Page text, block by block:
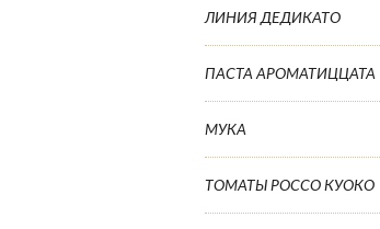
ЛИНИЯ ДЕДИКАТО
ПАСТА АРОМАТИЦЦАТА
МУКА
ТОМАТЫ РОССО КУОКО